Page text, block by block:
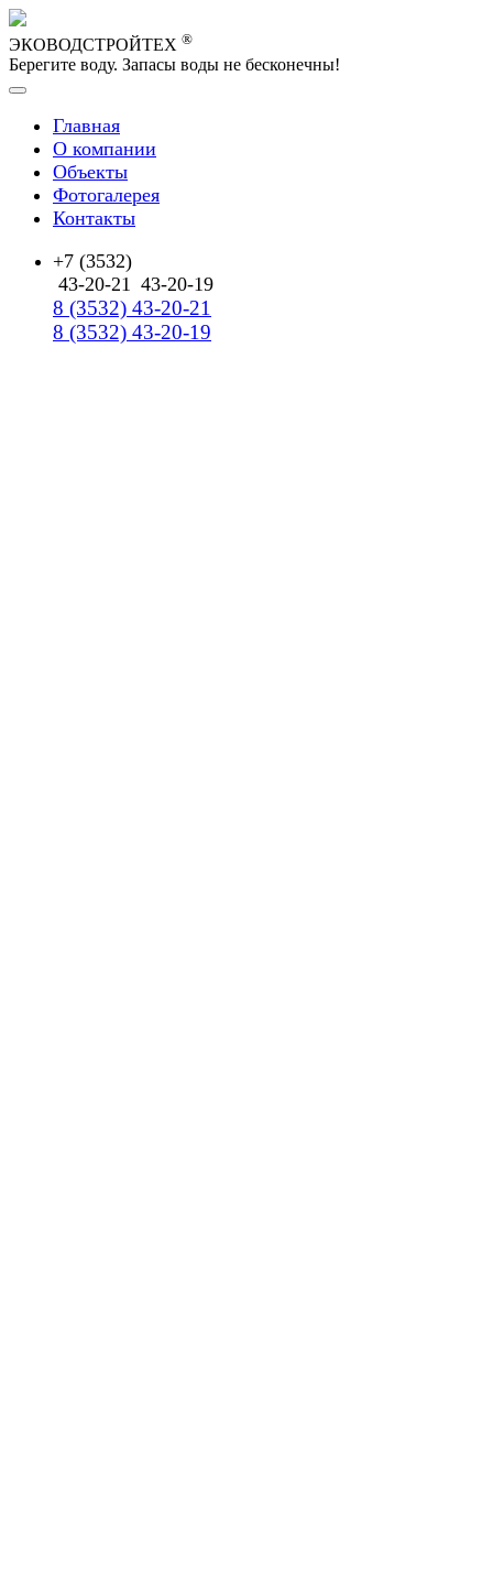
ЭКОВОДСТРОЙТЕХ ®
Берегите воду. Запасы воды не бесконечны!
Главная
О компании
Объекты
Фотогалерея
Контакты
+7 (3532)
43-20-21 43-20-19
8 (3532) 43-20-21
8 (3532) 43-20-19